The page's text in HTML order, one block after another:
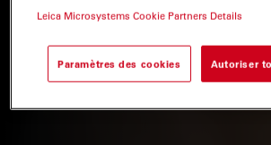
Leica Microsystems Cookie Partners Details
Paramètres des cookies Autoriser